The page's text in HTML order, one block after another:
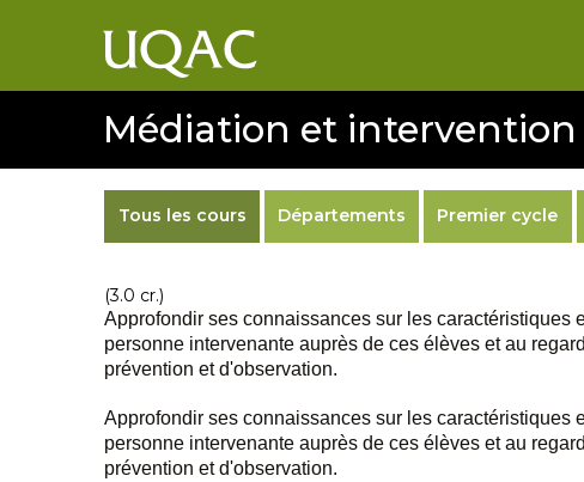
Médiation et intervention
Tous les cours Départements Premier cycle
(3.0 cr.)
Approfondir ses connaissances sur les
personne intervenante auprès de ces élèves et au
prévention et d'observation.
Approfondir ses connaissances sur les
personne intervenante auprès de ces élèves et au
prévention et d'observation.